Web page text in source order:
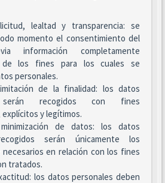
lealtad y transparencia: se
momento el consentimiento del
información completamente
de los fines para los cuales se
personales.
de la finalidad: los datos
serán recogidos con fines
y legítimos.
de datos: los datos
serán únicamente los
en relación con los fines
tratados.
los datos personales deben